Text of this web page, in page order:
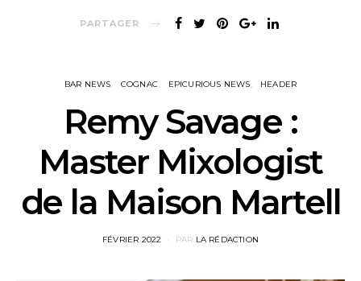
PARTAGER
BAR NEWS COGNAC EPICURIOUS NEWS HEADER
Remy Savage :
Master Mixologist
de la Maison Martell
POSTED
FÉVRIER 2022 PAR LA RÉDACTION